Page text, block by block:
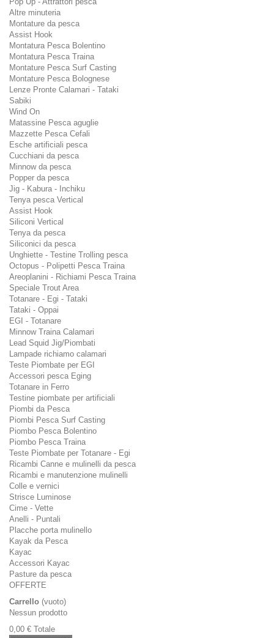
Altre minuteria
Montature da pesca
Assist Hook
Montatura Pesca Bolentino
Montatura Pesca Traina
Montature Pesca Surf Casting
Montature Pesca Bolognese
Lenze Pronte Calamari - Tataki
Sabiki
Wind On
Matassine Pesca aguglie
Mazzette Pesca Cefali
Esche artificiali pesca
Cucchiani da pesca
Minnow da pesca
Popper da pesca
Jig - Kabura - Inchiku
Tenya pesca Vertical
Assist Hook
Siliconi Vertical
Tenya da pesca
Siliconici da pesca
Unghiette - Testine Trolling pesca
Octopus - Polipetti Pesca Traina
Areoplanini - Richiami Pesca Traina
Speciale Trout Area
Totanare - Egi - Tataki
Tataki - Oppai
EGI - Totanare
Minnow Traina Calamari
Lead Squid Jig/Piombati
Lampade richiamo calamari
Teste Piombate per EGI
Accessori pesca Eging
Totanare in Ferro
Testine piombate per artificiali
Piombi da Pesca
Piombi Pesca Surf Casting
Piombo Pesca Bolentino
Piombo Pesca Traina
Teste Piombate per Totanare - Egi
Ricambi Canne e mulinelli da pesca
Ricambi e manutenzione mulinelli
Colle e vernici
Strisce Luminose
Cime - Vette
Anelli - Puntali
Placche porta mulinello
Kayak da Pesca
Kayac
Accessori Kayac
Pasture da pesca
OFFERTE
Carrello (vuoto)
Nessun prodotto
0,00 € Totale